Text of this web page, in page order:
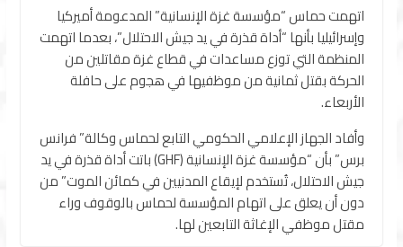
اتهمت حماس “مؤسسة غزة الإنسانية” المدعومة أميركيا
وإسرائيليا بأنها “أداة قذرة في يد جيش الاحتلال”، بعدما اتهمت
المنظمة التي توزع مساعدات في قطاع غزة مقاتلين من
الحركة بقتل ثمانية من موظفيها في هجوم على حافلة
الأربعاء.
وأفاد الجهاز الإعلامي الحكومي التابع لحماس وكالة” فرانس
برس” بأن “مؤسسة غزة الإنسانية (GHF) باتت أداة قذرة في يد
جيش الاحتلال، تُستخدم لإيقاع المدنيين في كمائن الموت” من
دون أن يعلق على اتهام المؤسسة لحماس بالوقوف وراء
مقتل موظفي الإغاثة التابعين لها.